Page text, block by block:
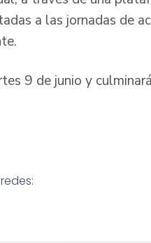
a las jornadas de
9 de junio y